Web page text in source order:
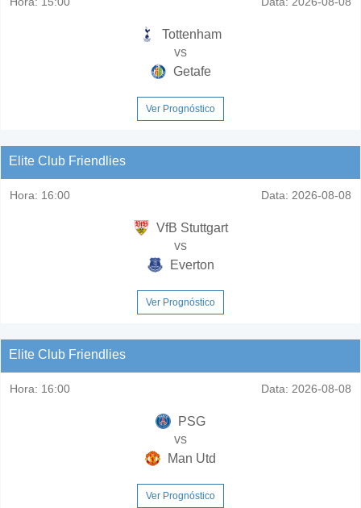
Tottenham
vs
Getafe
Ver Prognóstico
Elite Club Friendlies
Hora: 16:00 Data: 2026-08-08
VfB Stuttgart
vs
Everton
Ver Prognóstico
Elite Club Friendlies
Hora: 16:00 Data: 2026-08-08
PSG
vs
Man Utd
Ver Prognóstico